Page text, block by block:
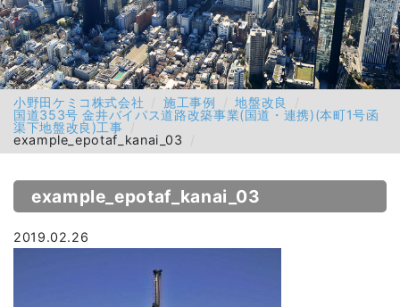
小野田ケミコ株式会社 施工事例
地盤改良
国道353号 金井バイパス道路改築事業(国道・連携)(本町1号函
渠下地盤改良)工事
example_epotaf_kanai_03
example_epotaf_kanai_03
2019.02.26